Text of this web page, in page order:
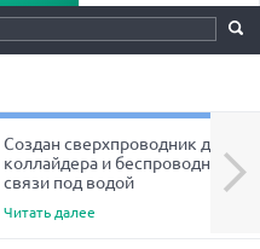
Создан сверхпроводник для
коллайдера и беспроводной
связи под водой
Читать далее
Next